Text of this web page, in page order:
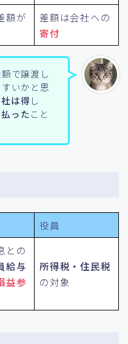
額が
差額は会社への
寄付
で譲渡し
いかと思
は得し
ったこと
役員
との
給与
益参
所得税・住民税
の対象